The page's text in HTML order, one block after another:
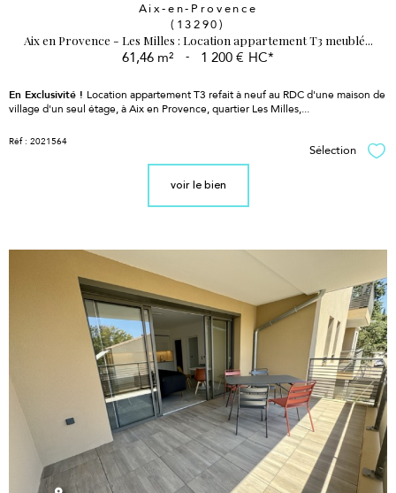
Aix-en-Provence
(13290)
Aix en Provence - Les Milles : Location appartement T3 meublé...
61,46 m² - 1 200 € HC*
En Exclusivité ! Location appartementT3 refait à neuf au RDC d'une maison de
village d'un seul étage, à Aix en Provence, quartier Les Milles,...
Réf : 2021564
Sélection
voir le bien